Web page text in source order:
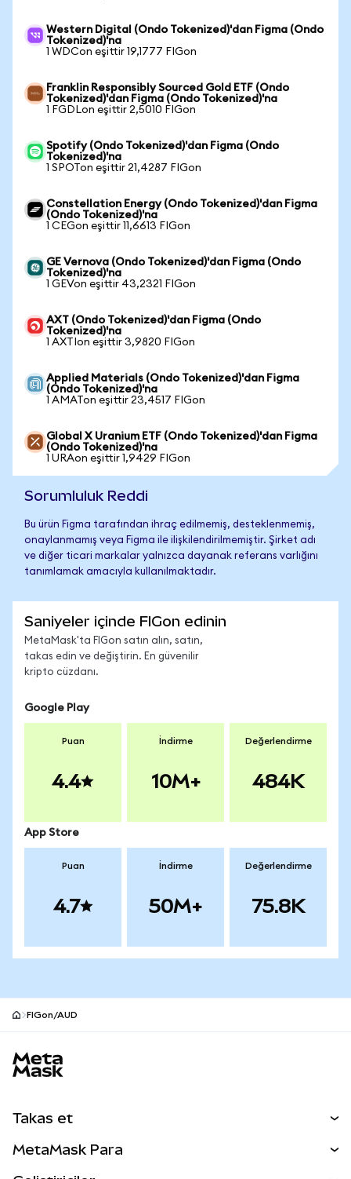
Western Digital (Ondo Tokenized)'dan Figma (Ondo
Tokenized)'na
1 WDCon eşittir 19,1777 FIGon
Franklin Responsibly Sourced Gold ETF (Ondo
Tokenized)'dan Figma (Ondo Tokenized)'na
1 FGDLon eşittir 2,5010 FIGon
Spotify (Ondo Tokenized)'dan Figma (Ondo
Tokenized)'na
1 SPOTon eşittir 21,4287 FIGon
Constellation Energy (Ondo Tokenized)'dan Figma
(Ondo Tokenized)'na
1 CEGon eşittir 11,6613 FIGon
GE Vernova (Ondo Tokenized)'dan Figma (Ondo
Tokenized)'na
1 GEVon eşittir 43,2321 FIGon
AXT (Ondo Tokenized)'dan Figma (Ondo
Tokenized)'na
1 AXTIon eşittir 3,9820 FIGon
Applied Materials (Ondo Tokenized)'dan Figma
(Ondo Tokenized)'na
1 AMATon eşittir 23,4517 FIGon
Global X Uranium ETF (Ondo Tokenized)'dan Figma
(Ondo Tokenized)'na
1 URAon eşittir 1,9429 FIGon
Sorumluluk Reddi
Bu ürün Figma tarafından ihraç edilmemiş, desteklenmemiş,
onaylanmamış veya Figma ile ilişkilendirilmemiştir. Şirket adı
ve diğer ticari markalar yalnızca dayanak referans varlığını
tanımlamak amacıyla kullanılmaktadır.
Saniyeler içinde FIGon edinin
MetaMask'ta FIGon satın alın, satın,
takas edin ve değiştirin. En güvenilir
kripto cüzdanı.
Google Play
Puan
4.4
İndirme
10M+
Değerlendirme
484K
App Store
Puan
4.7
İndirme
50M+
Değerlendirme
75.8K
FIGon/AUD
Takas et
MetaMask Para